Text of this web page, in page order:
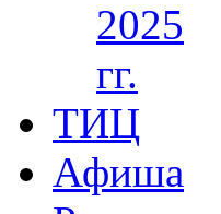
2025
гг.
ТИЦ
Афиша